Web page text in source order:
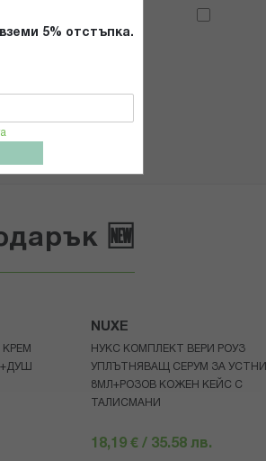
5% отстъпка.
🆕
NUXE
НУКС КОМПЛЕКТ ВЕРИ РОУЗ
УПЛЪТНЯВАЩ СЕРУМ ЗА УСТНИ
8МЛ+РОЗОВ КОЖЕН КЕЙС С
ТАЛИСМАНИ
18,19 € / 35.58 лв.